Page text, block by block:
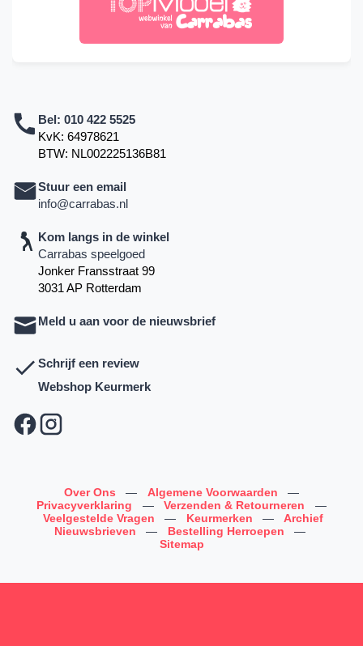
Bel: 010 422 5525
KvK: 64978621
BTW: NL002225136B81
Stuur een email
info@carrabas.nl
Kom langs in de winkel
Carrabas speelgoed
Jonker Fransstraat 99
3031 AP Rotterdam
Meld u aan voor de nieuwsbrief
Schrijf een review
Webshop Keurmerk
Over Ons — Algemene Voorwaarden
—
Privacyverklaring
— Verzenden & Retourneren
—
Veelgestelde Vragen
— Keurmerken —
Archief
Nieuwsbrieven
— Bestelling Herroepen
—
Sitemap